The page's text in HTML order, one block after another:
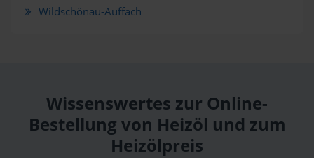
Wildschönau-Auffach
Wissenswertes zur Online-
Bestellung von Heizöl und zum
Heizölpreis